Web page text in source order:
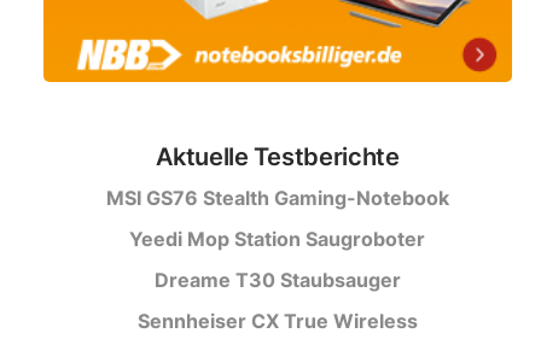
Aktuelle Testberichte
MSI GS76 Stealth Gaming-Notebook
Yeedi Mop Station Saugroboter
Dreame T30 Staubsauger
Sennheiser CX True Wireless